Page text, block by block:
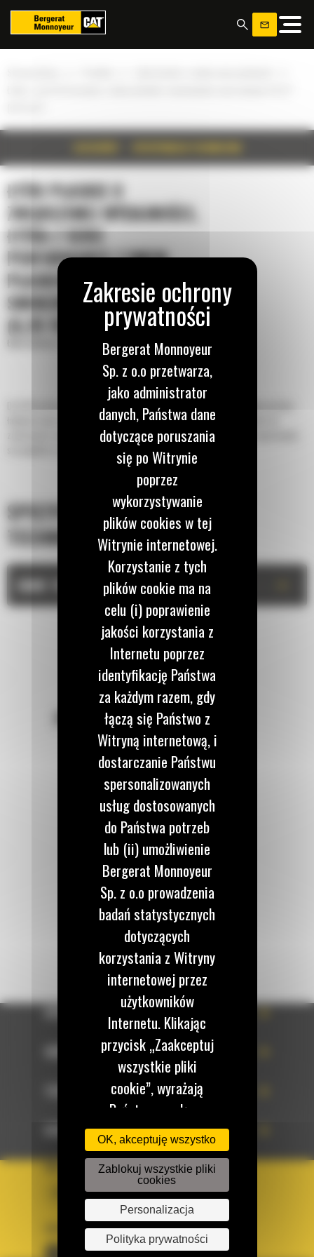
ŁYŻKI PŁASKIE O
ZWIĘKSZONEJ WYDAJNOŚCI,
ŁYŻKA Z SERII
PERFORMANCE Z DNEM
PŁASKIM I MOCOWANIEM
SWORZNIOWYM 4,8 M³
(6,25 YD³)
Łyżki płaskie o zwiększonej wydajności
Do 50% krótszy czas kopania oraz możliwość zachowania do 15% większej ilości
ładunku dzięki łyżce z serii Performance z dnem płaskim. Najlepszy wybór do
zastosowań związanych z układaniem stosów i załadunkiem pojazdów ciężarowych,
szczególnie w przypadku pracy na miękkim podłożu.
SPECYFIKACJA
TECHNICZNA
DANE TECHNICZNE
POZOSTAŃMY W KONTAKCIE
Zadzwoń do nas
122 100 122
Napisz do nas
WYŚLIJ WIADOMOŚĆ
OFERTA
TECHNOLOGIE
DOWIEDZ SIĘ WIĘCEJ
KRAJ
BM POLSKA
OBSERWUJ NAS
Panel zarządzania plikami cookies
Bergerat Monnoyeur
Sp. z o.o przetwarza,
jako administrator
danych, Państwa dane
dotyczące poruszania
się po Witrynie
poprzez
wykorzystywanie
plików cookies w tej
Witrynie internetowej.
Korzystanie z tych
plików cookie ma na
celu (i) poprawienie
jakości korzystania z
Internetu poprzez
identyfikację Państwa
za każdym razem, gdy
łączą się Państwo z
Witryną internetową, i
dostarczanie Państwu
spersonalizowanych
usług dostosowanych
do Państwa potrzeb
lub (ii) umożliwienie
Bergerat Monnoyeur
Sp. z o.o prowadzenia
badań statystycznych
dotyczących
korzystania z Witryny
internetowej przez
użytkowników
Internetu. Klikając
przycisk „Zaakceptuj
wszystkie pliki
cookie”, wyrażają
Państwo zgodę na
korzystanie z tych
plików cookie. W
każdej chwili mogą
Państwo zmienić
preferencje w naszej
Witrynie internetowej.
OK, akceptuję wszystko
Zablokuj wszystkie pliki
cookies
Personalizacja
Polityka prywatności